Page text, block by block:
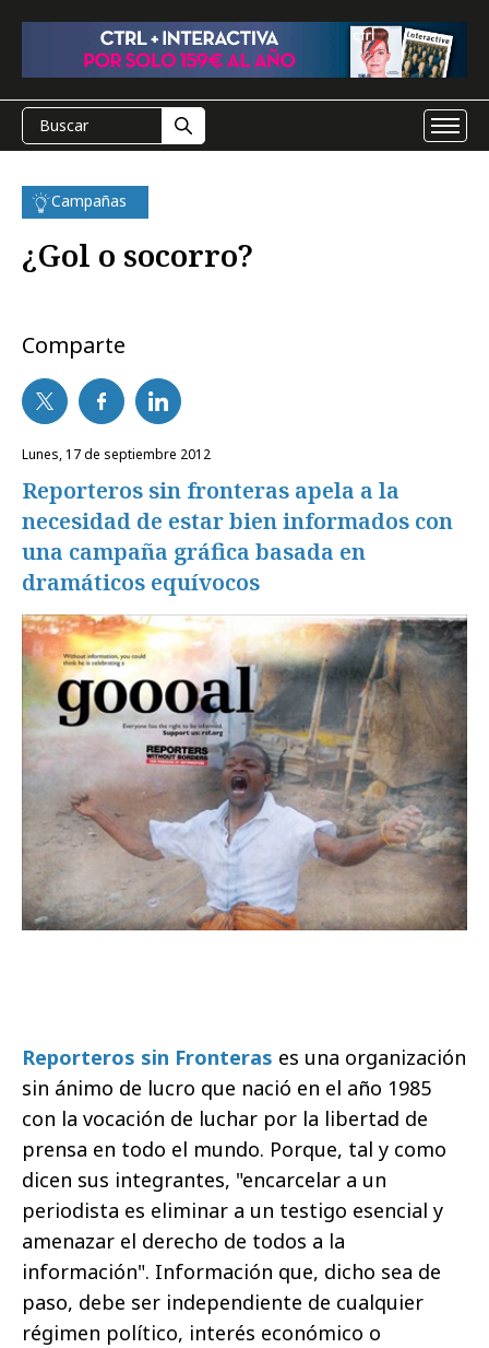
Campañas
¿Gol o socorro?
Comparte
lunes, 17 de septiembre 2012
Reporteros sin fronteras apela a la
necesidad de estar bien informados con
una campaña gráfica basada en
dramáticos equívocos
Reporteros sin Fronteras es una organización
sin ánimo de lucro que nació en el año 1985
con la vocación de luchar por la libertad de
prensa en todo el mundo. Porque, tal y como
dicen sus integrantes, "encarcelar a un
periodista es eliminar a un testigo esencial y
amenazar el derecho de todos a la
información". Información que, dicho sea de
paso, debe ser independiente de cualquier
régimen político, interés económico o